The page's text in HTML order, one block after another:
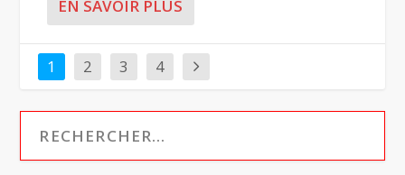
EN SAVOIR PLUS
1 2 3 4